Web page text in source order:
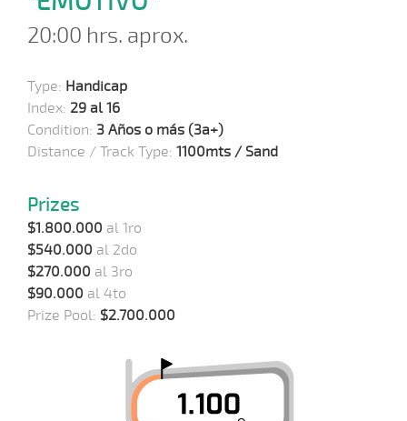
20:00 hrs. aprox.
Type: Handicap
Index: 29 al 16
Condition: 3 Años o más (3a+)
Distance / Track Type: 1100mts / Sand
Prizes
$1.800.000 al 1ro
$540.000 al 2do
$270.000 al 3ro
$90.000 al 4to
Prize Pool: $2.700.000